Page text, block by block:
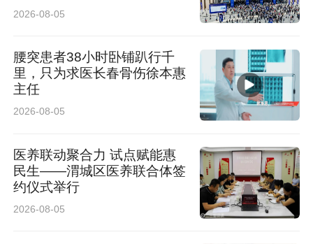
2026-08-05
腰突患者38小时卧铺趴行千
里，只为求医长春骨伤徐本惠
主任
2026-08-05
医养联动聚合力 试点赋能惠
民生——渭城区医养联合体签
约仪式举行
2026-08-05